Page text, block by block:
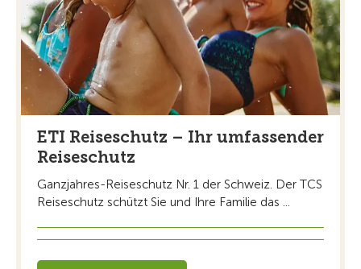
ETI Reiseschutz – Ihr umfassender
Reiseschutz
Ganzjahres-Reiseschutz Nr. 1 der Schweiz. Der TCS
Reiseschutz schützt Sie und Ihre Familie das ...